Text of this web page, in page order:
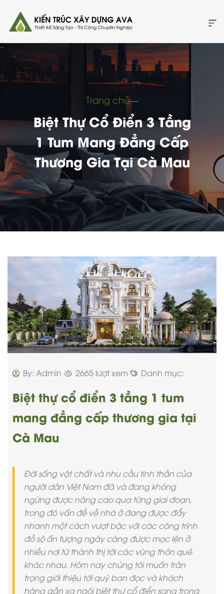
Trang chủ―
Biệt Thự Cổ Điển 3 Tầng
1 Tum Mang Đẳng Cấp
Thương Gia Tại Cà Mau
By: Admin 2665 lượt xem Danh mục:
Biệt thự cổ điển 3 tầng 1 tum
mang đẳng cấp thương gia tại
Cà Mau
Đời sống vật chất và nhu cầu tinh thần của
người dân Việt Nam đã và đang không
ngừng được nâng cao qua từng giai đoạn,
trong đó vấn đề về nhà ở đang được đẩy
nhanh một cách vượt bậc với các công trình
đồ sộ ấn tượng ngày càng được mọc lên ở
nhiều nơi từ thành thị tới các vùng thôn quê
khác nhau. Hôm nay chúng tôi muốn trân
trọng giới thiệu tới quý ban đọc và khách
hàng gần xa ngôi biệt thự cổ điển sang trọng